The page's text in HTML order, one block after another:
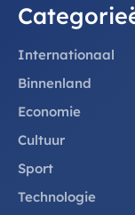
Internationaal
Binnenland
Economie
Cultuur
Sport
Technologie